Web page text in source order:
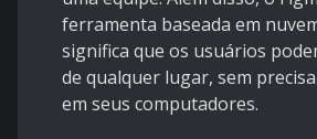
ferramenta baseada em
significa que os usuários
de qualquer lugar, sem
em seus computadores.